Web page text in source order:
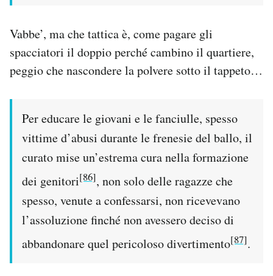
Vabbe’, ma che tattica è, come pagare gli
spacciatori il doppio perché cambino il quartiere,
peggio che nascondere la polvere sotto il tappeto…
Per educare le giovani e le fanciulle, spesso
vittime d’abusi durante le frenesie del ballo, il
curato mise un’estrema cura nella formazione
dei genitori[86], non solo delle ragazze che
spesso, venute a confessarsi, non ricevevano
l’assoluzione finché non avessero deciso di
abbandonare quel pericoloso divertimento[87].